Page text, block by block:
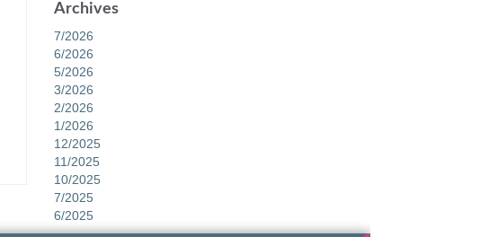
Archives
7/2026
6/2026
5/2026
3/2026
2/2026
1/2026
12/2025
11/2025
10/2025
7/2025
6/2025